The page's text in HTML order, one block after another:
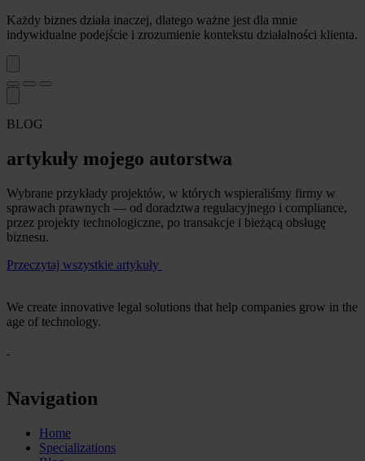
Każdy biznes działa inaczej, dlatego ważne jest dla mnie
indywidualne podejście i zrozumienie kontekstu działalności klienta.
BLOG
artykuły mojego autorstwa
Wybrane przykłady projektów, w których wspieraliśmy firmy w
sprawach prawnych — od doradztwa regulacyjnego i compliance,
przez projekty technologiczne, po transakcje i bieżącą obsługę
biznesu.
Przeczytaj wszystkie artykuły
We create innovative legal solutions that help companies grow in the
age of technology.
Navigation
Home
Specializations